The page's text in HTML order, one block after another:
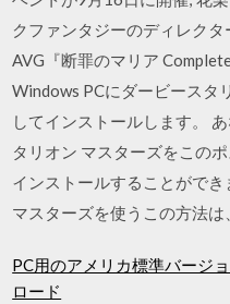
クファンタジーのディレク
AVG『断罪のマリア
Windows PCにダービースタ
してインストールします。
タリオン マスターズをこの
インストールすることがで
マスターズを使うこの方法
PC用のアメリカ標準バージ
ロード